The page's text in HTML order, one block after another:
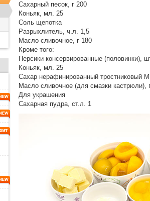
Сахарный песок, г 200
Коньяк, мл. 25
Соль щепотка
Разрыхлитель, ч.л. 1,5
Масло сливочное, г 180
Кроме того:
Персики консервированные (половинки),
Коньяк, мл. 25
Сахар нерафинированный тростниковый
Масло сливочное (для смазки кастрюли),
Для украшения
Сахарная пудра, ст.л. 1